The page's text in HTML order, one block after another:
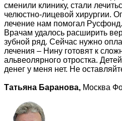
сменили клинику, стали
челюстно-лицевой хирургии.
лечение нам помогал
Врачам удалось расширить
зубной ряд. Сейчас нужно
лечения – Нину готовят к
альвеолярного отростка.
денег у меня нет. Не
Татьяна Баранова, Москва